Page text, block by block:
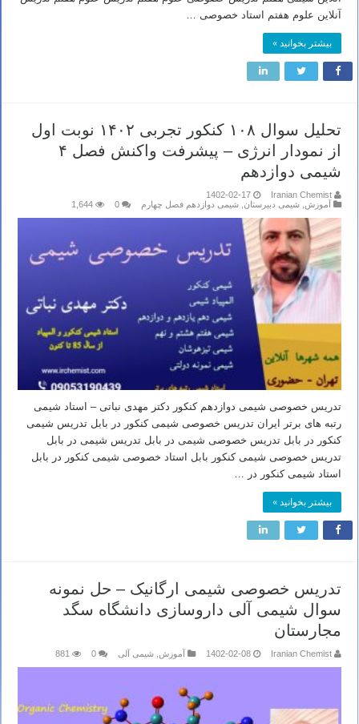
آنلاین علوم هفتم استاد خصوصی …
بیشتر بخوانید »
تحلیل سوال ۱۰۸ کنکور تجربی ۱۴۰۲ نوبت اول
از نمودار انرژی – پیشرفت واکنش فصل ۴
شیمی دوازدهم
Iranian Chemist
1402-02-17
آموزش شیمی دبیرستان شیمی دوازدهم فصل چهارم 0
1,644
تدریس خصوصی شیمی دوازدهم کنکور دکتر مهدی نباتی – استاد شیمی
رتبه های برتر ایران تدریس خصوصی شیمی کنکور در بابل تدریس شیمی
کنکور در بابل تدریس خصوصی شیمی در بابل تدریس شیمی در بابل
تدریس خصوصی شیمی کنکور بابل استاد خصوصی شیمی کنکور در بابل
استاد شیمی کنکور در …
بیشتر بخوانید »
تدریس خصوصی شیمی ارگانیک – حل نمونه
سوال شیمی آلی داروسازی دانشگاه سگد
مجارستان
Iranian Chemist
1402-02-08 آموزش شیمی آلی 0
881